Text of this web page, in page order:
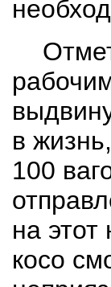
в
100
на
косо